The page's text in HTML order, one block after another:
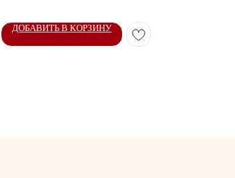
ДОБАВИТЬ В КОРЗИНУ